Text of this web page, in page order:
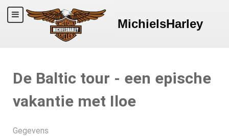
MichielsHarley
De Baltic tour - een epische
vakantie met Iloe
Gegevens